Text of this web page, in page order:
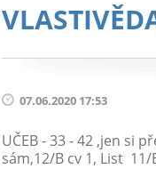
07.06.2020 17:53
UČEB - 33 - 42 ,jen si
sám,12/B cv 1, List 11/